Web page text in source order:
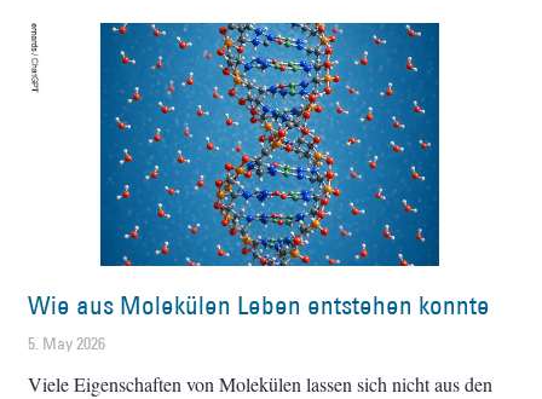
Wie aus Molekülen Leben entstehen konnte
5. May 2026
Viele Eigenschaften von Molekülen lassen sich nicht aus den